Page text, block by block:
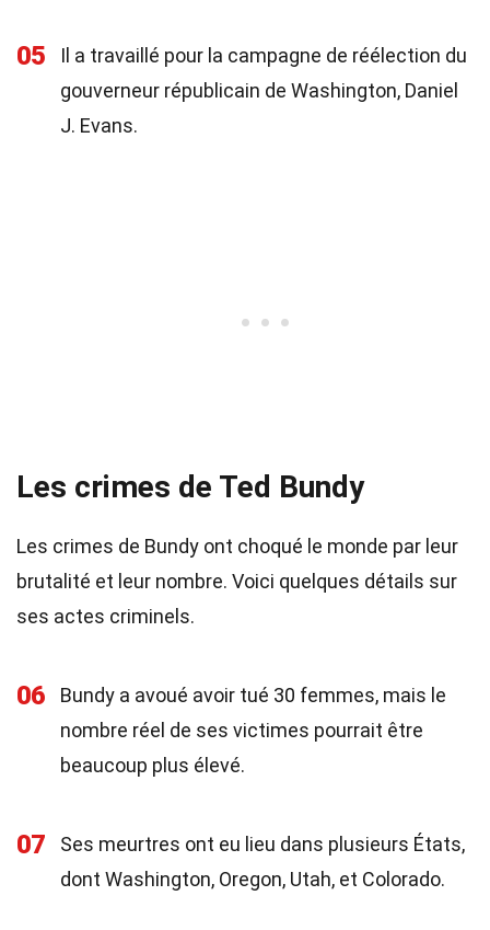
05
Il a travaillé pour la campagne de réélection du
gouverneur républicain de Washington, Daniel
J. Evans.
Les crimes de Ted Bundy
Les crimes de Bundy ont choqué le monde par leur
brutalité et leur nombre. Voici quelques détails sur
ses actes criminels.
06
Bundy a avoué avoir tué 30 femmes, mais le
nombre réel de ses victimes pourrait être
beaucoup plus élevé.
07
Ses meurtres ont eu lieu dans plusieurs États,
dont Washington, Oregon, Utah, et Colorado.